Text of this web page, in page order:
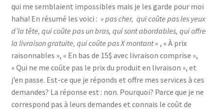
qui me semblaient impossibles mais je les garde pour moi
haha! En résumé les voici : »pas cher, qui coûte pas les yeux
d’la tête, qui coûte pas un bras, qui sont abordables, qui offre
la livraison gratuite, qui coûte pas X montant« , « À prix
raisonnables », « En bas de 15$ avec livraison comprise »,
« Qui ne me coûte pas le prix du produit en livraison », et
j’en passe. Est-ce que je réponds et offre mes services à ces
demandes? La réponse est : non. Pourquoi? Parce que je ne
correspond pas à leurs demandes et connais le coût de